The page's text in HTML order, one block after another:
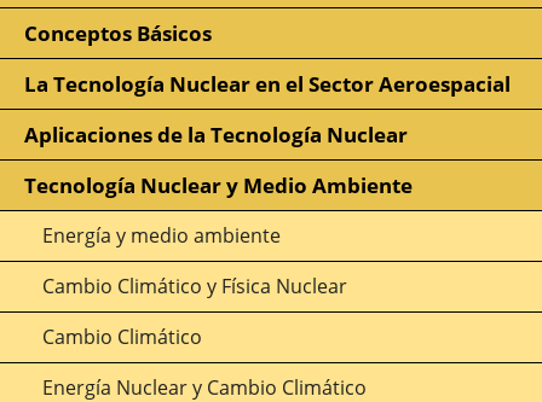
Conceptos Básicos
La Tecnología Nuclear en el Sector Aeroespacial
Aplicaciones de la Tecnología Nuclear
Tecnología Nuclear y Medio Ambiente
Energía y medio ambiente
Cambio Climático y Física Nuclear
Cambio Climático
Energía Nuclear y Cambio Climático